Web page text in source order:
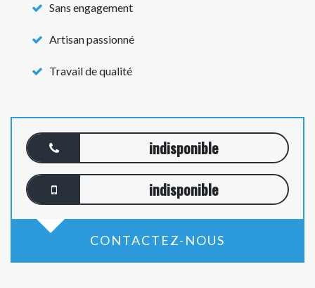
Sans engagement
Artisan passionné
Travail de qualité
indisponible
indisponible
CONTACTEZ-NOUS